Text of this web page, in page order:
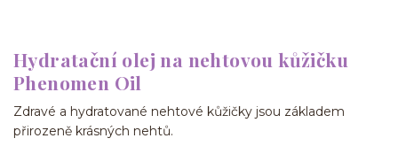
Hydratační olej na nehtovou kůžičku
Phenomen Oil
Zdravé a hydratované nehtové kůžičky jsou základem
přirozeně krásných nehtů.